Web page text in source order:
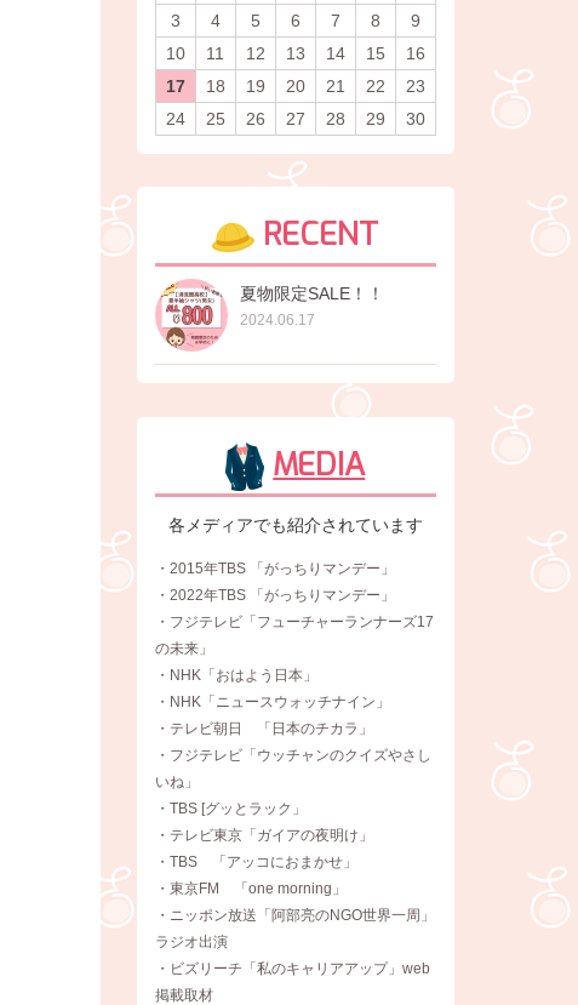
3
4 5 6 7 8
9
10
11 12 13 14 15
16
17
18 19 20 21 22
23
24
25 26 27 28 29 30
RECENT
夏物限定SALE！！
2024.06.17
MEDIA
各メディアでも紹介されています
・2015年TBS 「がっちりマンデー」
・2022年TBS 「がっちりマンデー」
・フジテレビ「フューチャーランナーズ17
の未来」
・NHK「おはよう日本」
・NHK「ニュースウォッチナイン」
・テレビ朝日 「日本のチカラ」
・フジテレビ「ウッチャンのクイズやさし
いね」
・TBS [グッとラック」
・テレビ東京「ガイアの夜明け」
・TBS 「アッコにおまかせ」
・東京FM 「one morning」
・ニッポン放送「阿部亮のNGO世界一周」
ラジオ出演
・ビズリーチ「私のキャリアアップ」web
掲載取材